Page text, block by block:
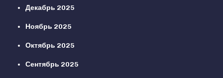
Декабрь 2025
Ноябрь 2025
Октябрь 2025
Сентябрь 2025